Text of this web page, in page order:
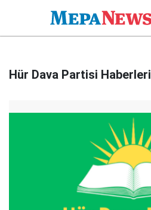
Hür Dava Partisi Haberleri